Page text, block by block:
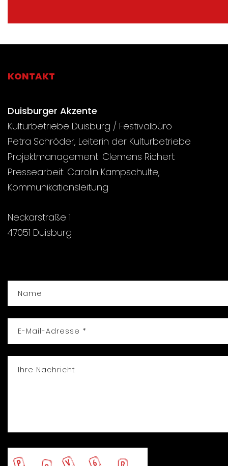
KONTAKT
Duisburger Akzente
Kulturbetriebe Duisburg / Festivalbüro
Petra Schröder, Leiterin der Kulturbetriebe
Projektmanagement: Clemens Richert
Pressearbeit: Carolin Kampschulte,
Kommunikationsleitung
Neckarstraße 1
47051 Duisburg